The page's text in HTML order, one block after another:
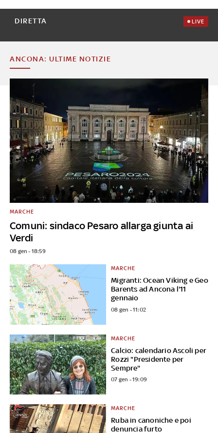
DIRETTA LIVE
ANCONA: ULTIME NOTIZIE
Comuni: sindaco Pesaro allarga giunta ai
Verdi
MARCHE
08 gen - 18:59
Migranti: Ocean Viking e Geo
Barents ad Ancona l'11
gennaio
MARCHE
08 gen - 11:02
Calcio: calendario Ascoli per
Rozzi "Presidente per
Sempre"
MARCHE
07 gen - 19:09
Ruba in canoniche e poi
denuncia furto
MARCHE